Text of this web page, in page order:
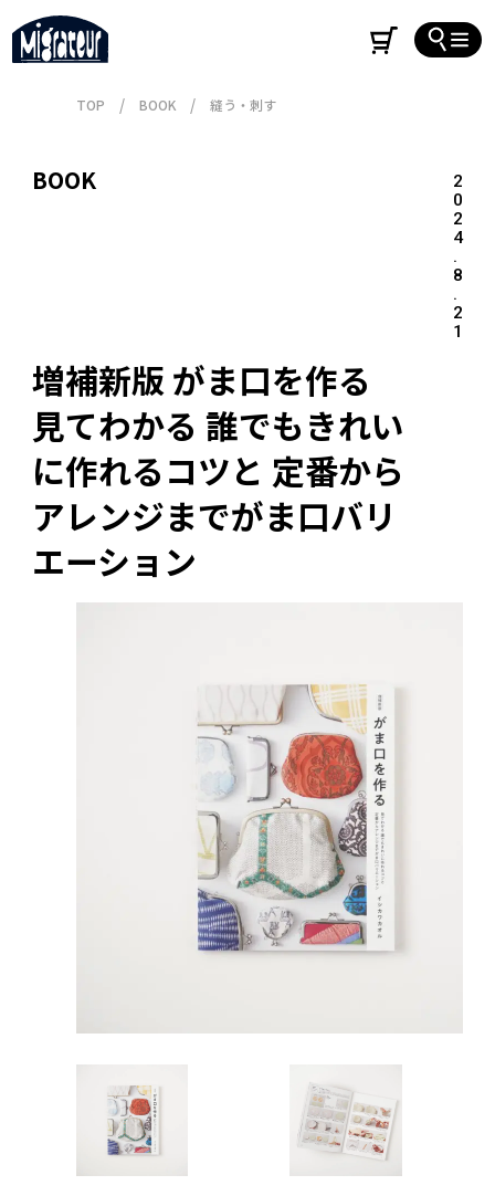
TOP BOOK 縫う・刺す
BOOK
2
0
2
4
.
8
.
2
1
増補新版 がま口を作る
見てわかる 誰でもきれい
に作れるコツと 定番から
アレンジまでがま口バリ
エーション